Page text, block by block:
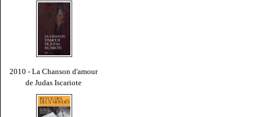
2010 - La Chanson d'amour
de Judas Iscariote